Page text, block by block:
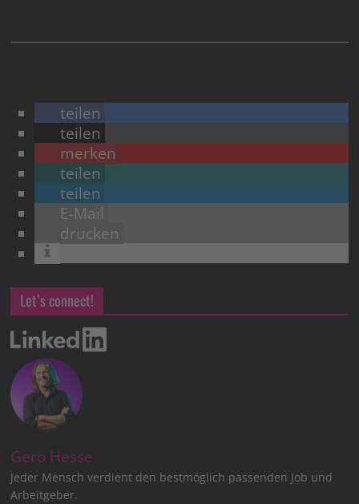
teilen
teilen
merken
teilen
teilen
E-Mail
drucken
Let’s connect!
Gero Hesse
Jeder Mensch verdient den bestmöglich passenden Job und
Arbeitgeber.